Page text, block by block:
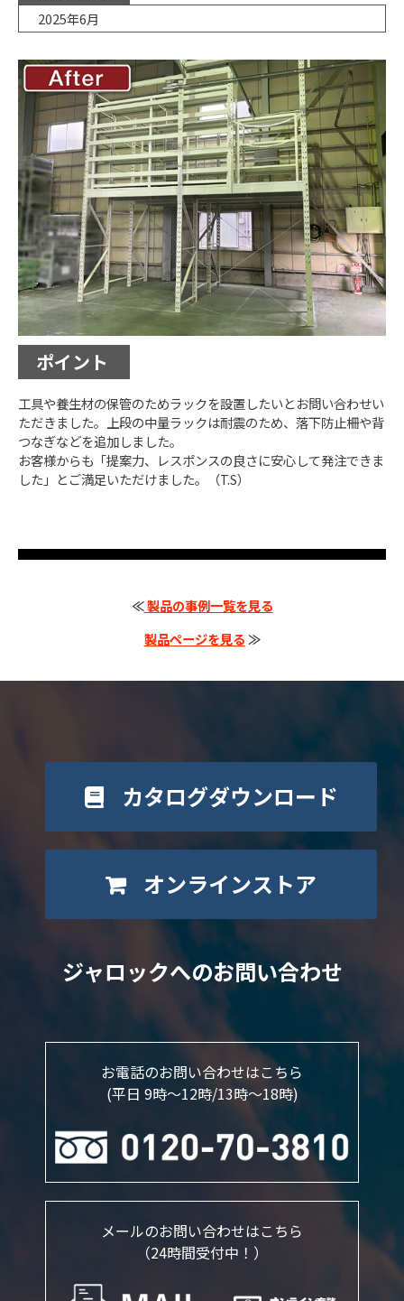
2025年6月
ポイント
工具や養生材の保管のためラックを設置したいとお問い合わせい
ただきました。上段の中量ラックは耐震のため、落下防止柵や背
つなぎなどを追加しました。
お客様からも「提案力、レスポンスの良さに安心して発注できま
した」とご満足いただけました。（T.S）
≪製品の事例一覧を見る
製品ページを見る≫
カタログダウンロード
オンラインストア
ジャロックへのお問い合わせ
お電話のお問い合わせはこちら
(平日 9時～12時/13時〜18時)
メールのお問い合わせはこちら
（24時間受付中！）